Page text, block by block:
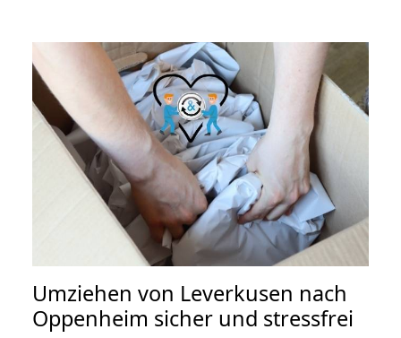
Umziehen von Leverkusen nach
Oppenheim sicher und stressfrei